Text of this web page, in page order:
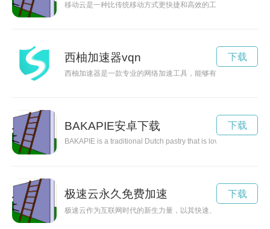
移动云是一种比传统移动方式更快捷和高效的工具。用户无需
西柚加速器vqn
西柚加速器是一款专业的网络加速工具，能够有效提升网络连
下载
BAKAPIE安卓下载
BAKAPIE is a traditional Dutch pastry that is loved for its
下载
极速云永久免费加速
极速云作为互联网时代的新生力量，以其快速、高效的特点，
下载